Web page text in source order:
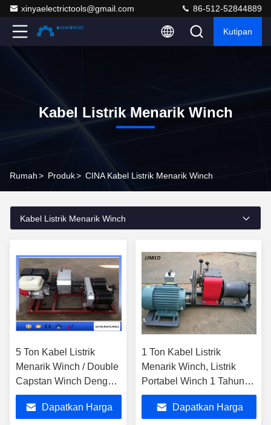
xinyaelectrictools@gmail.com 86-512-52844889
Kutipan
Kabel Listrik Menarik Winch
Rumah> Produk> CINA Kabel Listrik Menarik Winch
Kabel Listrik Menarik Winch
5 Ton Kabel Listrik
Menarik Winch / Double
Capstan Winch Dengan
Mesin Bensin Honda
GX390Dapatkan Harga
1 Ton Kabel Listrik
Menarik Winch, Listrik
Portabel Winch 1 Tahun
Garansi
Dapatkan Harga